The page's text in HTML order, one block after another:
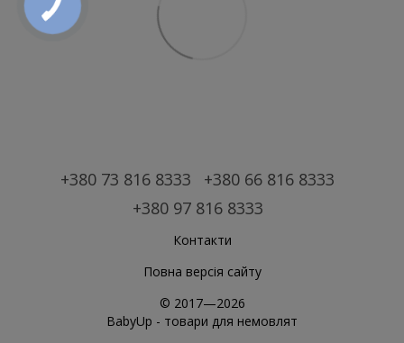
+380 73 816 8333
+380 66 816 8333
+380 97 816 8333
Контакти
Повна версія сайту
© 2017—2026
BabyUp - товари для немовлят